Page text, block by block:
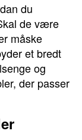
du
de være
måske
et bredt
og
der passer